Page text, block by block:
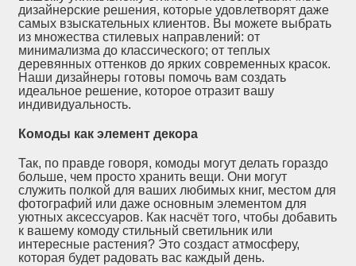
дизайнерские решения, которые удовлетворят даже
самых взыскательных клиентов. Вы можете выбрать
из множества стилевых направлений: от
минимализма до классического; от теплых
деревянных оттенков до ярких современных красок.
Наши дизайнеры готовы помочь вам создать
идеальное решение, которое отразит вашу
индивидуальность.
Комоды как элемент декора
Так, по правде говоря, комоды могут делать гораздо
больше, чем просто хранить вещи. Они могут
служить полкой для ваших любимых книг, местом для
фотографий или даже основным элементом для
уютных аксессуаров. Как насчёт того, чтобы добавить
к вашему комоду стильный светильник или
интересные растения? Это создаст атмосферу,
которая будет радовать вас каждый день.